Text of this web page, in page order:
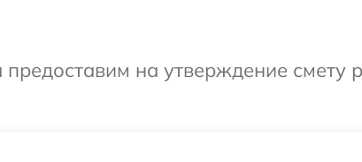
на утверждение смету